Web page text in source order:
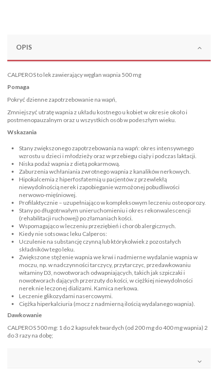
OPIS
CALPEROS to lek zawierający węglan wapnia 500 mg
Pomaga
Pokryć dzienne zapotrzebowanie na wapń,
Zmniejszyć utratę wapnia z układu kostnego u kobiet w okresie około i
postmenopauzalnym oraz u wszystkich osób w podeszłym wieku.
Wskazania
Stany zwiększonego zapotrzebowania na wapń: okres intensywnego
wzrostu u dzieci i młodzieży oraz w przebiegu ciąży i podczas laktacji.
Niska podaż wapnia z dietą pokarmową.
Zaburzenia wchłaniania zwrotnego wapnia z kanalików nerkowych.
Hipokalcemia z hiperfosfatemią u pacjentów z przewlekłą
niewydolnością nerek i zapobieganie wzmożonej pobudliwości
nerwowo-mięśniowej.
Profilaktycznie – uzupełniająco w kompleksowym leczeniu osteoporozy.
Stany po długotrwałym unieruchomieniu i okres rekonwalescencji
(rehabilitacji ruchowej) po złamaniach kości.
Wspomagająco w leczeniu przeziębień i chorób alergicznych.
Kiedy nie sotsowac leku Calperos:
Uczulenie na substancję czynną lub którykolwiek z pozostałych
składników tego leku.
Zwiększone stężenie wapnia we krwi i nadmierne wydalanie wapnia w
moczu, np. w nadczynności tarczycy, przytarczyc, przedawkowaniu
witaminy D3, nowotworach odwapniających, takich jak szpiczaki i
nowotworach dających przerzuty do kości, w ciężkiej niewydolności
nerek nie leczonej dializami. Kamica nerkowa.
Leczenie glikozydami nasercowymi.
Ciężka hiperkalciuria (mocz z nadmierną ilością wydalanego wapnia).
Dawkowanie
CALPEROS 500 mg: 1 do 2 kapsułek twardych (od 200 mg do 400 mg wapnia) 2
do 3 razy na dobę;